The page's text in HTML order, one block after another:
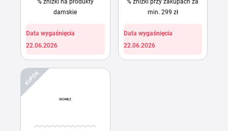
% zniżki na produkty
damskie
Data wygaśnięcia
22.06.2026
% zniżki przy zakupach za
min. 299 zł
Data wygaśnięcia
22.06.2026
KUPÓN